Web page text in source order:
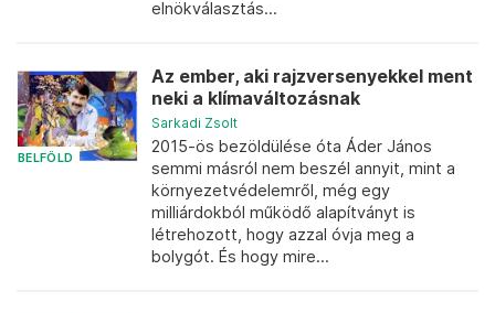
elnökválasztás...
BELFÖLD
Az ember, aki rajzversenyekkel ment
neki a klímaváltozásnak
Sarkadi Zsolt
2015-ös bezöldülése óta Áder János
semmi másról nem beszél annyit, mint a
környezetvédelemről, még egy
milliárdokból működő alapítványt is
létrehozott, hogy azzal óvja meg a
bolygót. És hogy mire...